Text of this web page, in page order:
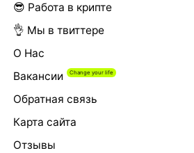
😎 Работа в крипте
👌 Мы в твиттере
О Нас
Вакансии
Обратная связь
Карта сайта
Отзывы